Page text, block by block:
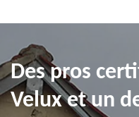
Des pros
Velux et un